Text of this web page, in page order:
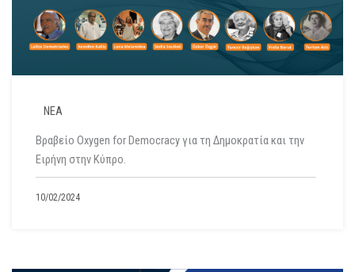
ΝΕΑ
Βραβείο Oxygen for Democracy για τη Δημοκρατία και την
Ειρήνη στην Κύπρο.
10/02/2024